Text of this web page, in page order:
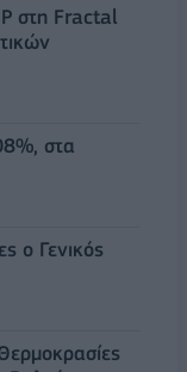
στη Fractal
στα
ο Γενικός